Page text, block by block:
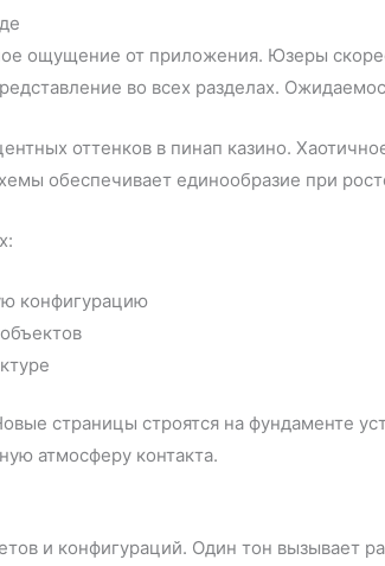
ощущение от приложения. Юзеры
во всех разделах.
оттенков в пинап казино.
обеспечивает единообразие при
конфигурацию
страницы строятся на фундаменте
атмосферу контакта.
и конфигураций. Один тон вызывает